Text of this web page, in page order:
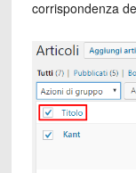
corrispondenza